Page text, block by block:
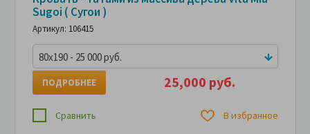
Sugoi ( Сугои )
Артикул: 106415
80x190 - 25 000 руб.
25,000 руб.
ПОДРОБНЕЕ
Сравнить В избранное